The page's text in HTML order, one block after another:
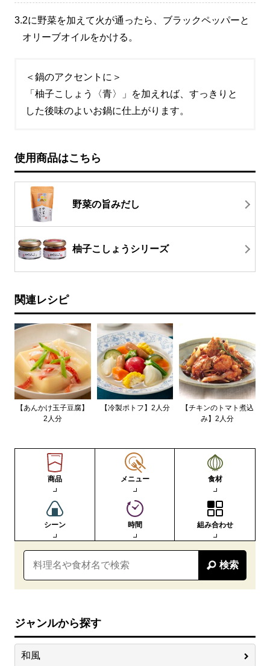
3.2に野菜を加えて火が通ったら、ブラックペッパーと
オリーブオイルをかける。
＜鍋のアクセントに＞
「柚子こしょう〈青〉」を加えれば、すっきりと
した後味のよいお鍋に仕上がります。
使用商品はこちら
野菜の旨みだし
柚子こしょうシリーズ
関連レシピ
【あんかけ玉子豆腐】
2人分
【冷製ポトフ】2人分
【チキンのトマト煮込
み】2人分
商品 メニュー 食材
シーン 時間 組み合わせ
検索
ジャンルから探す
和風